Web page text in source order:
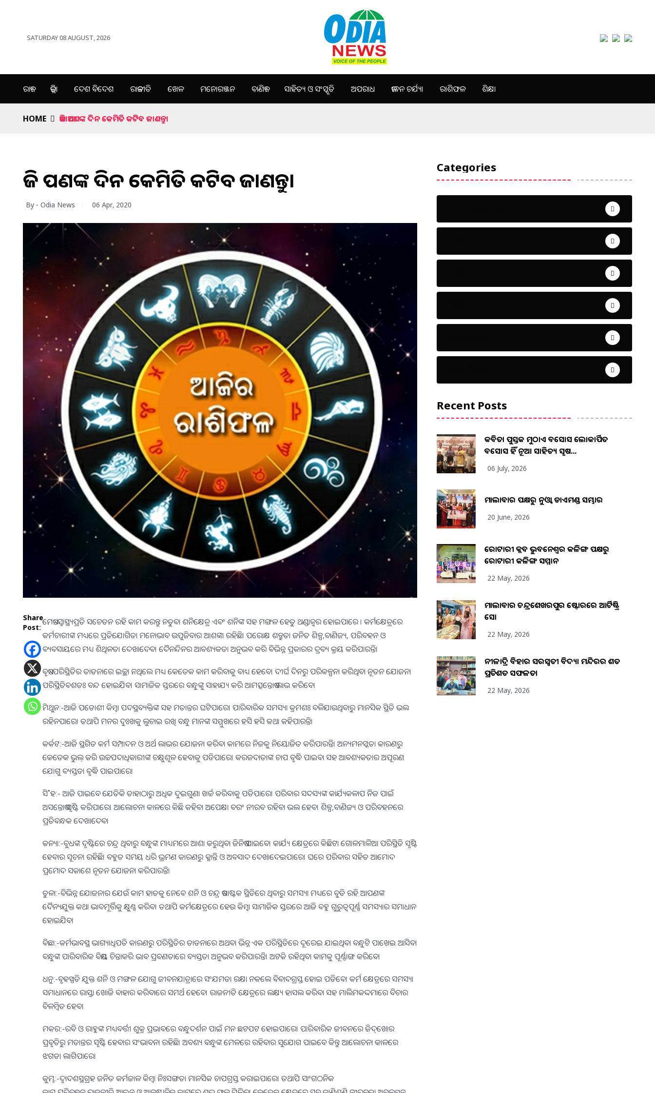
SATURDAY 08 AUGUST, 2026
ରାଜ୍ୟ ଜିଲ୍ଲା ଦେଶ ବିଦେଶ ରାଜନୀତି ଖେଳ ମନୋରଞ୍ଜନ ବାଣିଜ୍ୟ ସାହିତ୍ୟ ଓ ସଂସ୍କୃତି ଅପରାଧ ଜୀବନ ଚର୍ଯ୍ୟା ରାଶିଫଳ ଶିକ୍ଷା
HOME ଆଜି ଆପଣଙ୍କ ଦିନ କେମିତି କଟିବ ଜାଣନ୍ତୁ।
ଆଜି ଆପଣଙ୍କ ଦିନ କେମିତି କଟିବ ଜାଣନ୍ତୁ।
By - Odia News 06 Apr, 2020
Share
Post:
ମେଷ:-ସ୍ବାସ୍ଥ୍ୟପ୍ରତି ସଚେତନ ରହି କାମ କରନ୍ତୁ ନତୁବା ଶନିକ୍ଷେତ୍ର ଏବଂ ଶନିଙ୍କ ସହ ମଙ୍ଗଳ ହେତୁ ଥଣ୍ଡାଜ୍ୱର ହୋଇପାରେ । କର୍ମକ୍ଷେତ୍ରରେ
କର୍ମଚାରୀଙ୍କ ମଧ୍ୟରେ ପ୍ରତିଯୋଗିତା ମନୋଭାବ ଉପୁଜିବାର ଆଶଙ୍କା ରହିଛି। ପରୋକ୍ଷ ଶତ୍ରୁତା ଜନିତ ଶିଳ୍ପ,ବାଣିଜ୍ୟ, ପରିବହନ ଓ
ବ୍ୟବସାୟରେ ମଧ୍ୟ ଶିଥିଳତା ଦେଖାଦେବ। ଦୈନନ୍ଦିନର ଆବଶ୍ୟକତା ଅନୁଭବ କରି ବିଭିନ୍ନ ପ୍ରକାରର ଦ୍ରବ୍ୟ କ୍ରୟ କରିପାରନ୍ତିା
ବୃଷ:-ପରିସ୍ଥିତିର ତାଡନାରେ ଇଚ୍ଛା ନଥିଲେ ମଧ୍ୟ କେତେକ କାମ କରିବାକୁ ବାଧ୍ୟ ହେବେ। ଦୀର୍ଘ ଦିନରୁ ପରିକଳ୍ପନା କରିଥିବା ନୂତନ ଯୋଜନା
ପରିସ୍ଥିତିବଶତଃ ବନ୍ଦ ହୋଇଯିବ। ସାମାଜିକ ସ୍ତରରେ ବନ୍ଧୁଙ୍କୁ ସାହାଯ୍ୟ କରି ଆମତ୍ସନ୍ତୋଷ ଲାଭ କରିବେ।
ମିଥୁନ:-ଆଜି ପଡୋଶୀ କିମ୍ବା ପଦସ୍ଥବ୍ୟକ୍ତିଙ୍କ ସହ ମତାନ୍ତର ଘଟିପାରେ। ପାରିବାରିକ ସମସ୍ୟା କ୍ରମଶଃ ବଳିଯାଉଥିବାରୁ ମାନସିକ ସ୍ଥିତି ଭଲ
ରହିନପାରେ। ତଥାପି ମନର ଦୁଃଖକୁ ଲୁଚାଇ ରଖି ବନ୍ଧୁ ମାନଙ୍କ ସମ୍ମୁଖରେ ହସି ହସି କଥା କହିପାରନ୍ତି।
କର୍କଟ:-ଆଜି ସ୍ଥଗିତ କର୍ମ ସମ୍ପାଦନ ଓ ଅର୍ଥ ଲାଭର ଯୋଜନା କରିବା କାମରେ ନିଜକୁ ନିୟୋଜିତ କରିପାରନ୍ତି। ଅନ୍ୟମନସ୍କତା କାରଣରୁ
କେତେକ ଭୁଲ୍‌ କରି ଉଚ୍ଚପଦାଧିକାରୀଙ୍କ ଚକ୍ଷୁଶୂଳ ହେବାକୁ ପଡିପାରେ। କରଜଦାତାଙ୍କ ଚାପ ବୃଦ୍ଧି ପାଇବା ସହ ଆବଶ୍ୟକତାର ଅପୂରଣ
ଯୋଗୁ ବ୍ୟସ୍ତତା ବୃଦ୍ଧି ପାଇପାରେ।
ସି˚ହ:- ଆଜି ପାଇବେ ଯେତିକି ତାହାଠାରୁ ଅଧିକ ଦୁଇଗୁଣା ଖର୍ଚ୍ଚ କରିବାକୁ ପଡିପାରେ। ପରିବାର ସଦସ୍ୟଙ୍କ କାର୍ଯ୍ୟକଳାପ ନିଜ ପାଇଁ
ଅସନ୍ତୋଷ ସୃଷ୍ଟି କରିପାରେ। ଆଲୋଚନା କାଳରେ କିଛି କହିବା ଅପେକ୍ଷା ବରଂ ନୀରବ ରହିବା ଭଲ ହେବ। ଶିଳ୍ପ,ବାଣିଜ୍ୟ ଓ ପରିବହନରେ
ପ୍ରତିବନ୍ଧକ ଦେଖାଦେବ।
କନ୍ୟା:-ବୁଧଙ୍କ ଦୃଷ୍ଟିରେ ଚନ୍ଦ୍ର ଥିବାରୁ ବନ୍ଧୁଙ୍କ ମାଧ୍ୟମରେ ଆଶା କରୁଥିବା ଜିନିଷ ପାଇବେ। କାର୍ଯ୍ୟ କ୍ଷେତ୍ରରେ କିଛିଟା ଗୋଳମାଳିଆ ପରିସ୍ଥିତି ସୃଷ୍ଟି
ହେବାର ସୂଚନା ରହିଛି। ବହୁତ ସମୟ ଧରି ଭ୍ରମଣ କାରଣରୁ କ୍ଳାନ୍ତି ଓ ଅବସାଦ ଦେଖାଦେଇପାରେ। ଘରେ ପରିବାର ସହିତ ଆମୋଦ
ପ୍ରମୋଦ ସକାଶେ ନୂତନ ଯୋଜନା କରିପାରନ୍ତି।
ତୁଳା:-ବିଭିନ୍ନ ଯୋଜନାର ଯେଉଁ କାମ ହାତକୁ ନେବେ ଶନି ଓ ଚନ୍ଦ୍ର ଷଡାଷ୍ଟକ ସ୍ଥିତିରେ ଥିବାରୁ ସମସ୍ୟା ମଧ୍ୟରେ ବୁଡି ରହି ଆପଣଙ୍କ
ଦୈନ୍ୟଯୁକ୍ତ କଥା ଭାବମୂର୍ତ୍ତିକୁ କ୍ଷୁଣ୍ଣ କରିବ। ତଥାପି କର୍ମକ୍ଷେତ୍ରରେ ହେଉ କିମ୍ବା ସାମାଜିକ ସ୍ତରରେ ଆଜି ବହୁ ଗୁରୁତ୍ୱପୂର୍ଣ୍ଣ ସମସ୍ୟାର ସମାଧାନ
ହୋଇଯିବ।
ବିଛା:-କର୍ମଭାବସ୍ଥ ଭାଗ୍ୟାଧିପତି କାରଣରୁ ପରିସ୍ଥିତିର ତାଡନାରେ ଅଥବା ଭିନ୍ନ ଏକ ପରିସ୍ଥିତିରେ ଦୂରେଇ ଯାଇଥିବା ବନ୍ଧୁଟି ପାଖେଇ ଆସିବ।
ବନ୍ଧୁଙ୍କ ପାରିବାରିକ ବିଷୟ ଚିନ୍ତାକରି ଭାବ ପ୍ରବଣତାରେ ବ୍ୟସ୍ତତା ଅନୁଭବ କରିପାରନ୍ତି। ଅଟକି ରହିଥିବା କାମକୁ ପୂର୍ଣ୍ଣାଙ୍ଗ କରିବେ।
ଧନୁ:-ବୃହସ୍ପତି ଯୁକ୍ତ ଶନି ଓ ମଙ୍ଗଳ ଯୋଗୁ ଜୀବନଯାତ୍ରାରେ ସଂଯମତା ରକ୍ଷା ନକଲେ ବିବାଦଗ୍ରସ୍ତ ହୋଇ ପଡିବେ। କର୍ମ କ୍ଷେତ୍ରରେ ସମସ୍ୟା
ସମାଧାନରେ ରାସ୍ତା ଖୋଜି ବାହାର କରିବାରେ ସମର୍ଥ ହେବେ। ରାଜନୀତି କ୍ଷେତ୍ରରେ ଲକ୍ଷ୍ୟ ହାସଲ କରିବା ସହ ମାଲିମକଦ୍ଦମାରେ ବିଚାର
ବିଳମ୍ବିତ ହେବ।
ମକର:-ରବି ଓ ରାହୁଙ୍କ ମଧ୍ୟବର୍ତ୍ତୀ ଶୁକ୍ର ପ୍ରଭାବରେ ବନ୍ଧୁଦର୍ଶନ ପାଇଁ ମନ ଛଟପଟ ହୋଇପାରେ। ପାରିବାରିକ ଜୀବନରେ ଜିଦ୍‌ଖୋର
ପ୍ରବୃତିରୁ ମତାନ୍ତର ସୃଷ୍ଟି ହେବାର ସଂଭାବନା ରହିଛି। ଅବଶ୍ୟ ବନ୍ଧୁଙ୍କ ମେଳରେ ରହିବାର ସୁଯୋଗ ପାଇବେ କିନ୍ତୁ ଆଲୋଚନା କାଳରେ
ଝଗଡା ଲାଗିପାରେ।
କୁମ୍ଭ:-ଦ୍ୱାଦଶସ୍ଥଗ୍ରହ ଜନିତ କର୍ମଜାଳ କିମ୍ବା ନିଃସଙ୍ଗତା ମାନସିକ ଚାପଗ୍ରସ୍ତ କରାଇପାରେ। ତଥାପି ସାଂଗଠନିକ
Categories
Recent Posts
କବିତା ପୁସ୍ତକ ମୁଠାଏ ଅବସୋସ ଲୋକାର୍ପିତ
ଅବସୋସ ହିଁ ନୂଆ ସାହିତ୍ୟ ସୃଷ...
06 July, 2026
ମାଲାବାର ପକ୍ଷରୁ ନୁଓ୍ବା ଡାଏମଣ୍ଡ ସମ୍ଭାର
20 June, 2026
ରୋଟାରୀ କ୍ଲବ ଭୁବନେଶ୍ୱର କଳିଙ୍ଗ ପକ୍ଷରୁ
ରୋଟାରୀ କଳିଙ୍ଗ ସମ୍ମାନ
22 May, 2026
ମାଲାବାର ଚନ୍ଦ୍ରଶେଖରପୁର ଷ୍ଟୋରରେ ଆର୍ଟିଷ୍ଟ୍ରି
ସୋ
22 May, 2026
ନୀଳାଦ୍ରି ବିହାର ସରସ୍ୱତୀ ବିଦ୍ୟା ମନ୍ଦିରର ଶତ
ପ୍ରତିଶତ ସଫଳତା
22 May, 2026